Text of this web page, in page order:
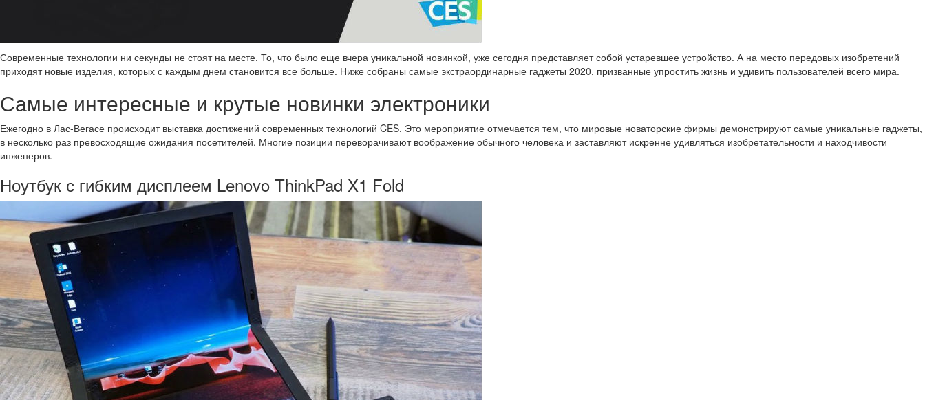
Современные технологии ни секунды не стоят на месте. То, что было еще вчера уникальной новинкой, уже сегодня представляет собой устаревшее устройство. А на место передовых изобретений
приходят новые изделия, которых с каждым днем становится все больше. Ниже собраны самые экстраординарные гаджеты 2020, призванные упростить жизнь и удивить пользователей всего мира.
Самые интересные и крутые новинки электроники
Ежегодно в Лас-Вегасе происходит выставка достижений современных технологий CES. Это мероприятие отмечается тем, что мировые новаторские фирмы демонстрируют самые уникальные гаджеты,
в несколько раз превосходящие ожидания посетителей. Многие позиции переворачивают воображение обычного человека и заставляют искренне удивляться изобретательности и находчивости
инженеров.
Ноутбук с гибким дисплеем Lenovo ThinkPad X1 Fold